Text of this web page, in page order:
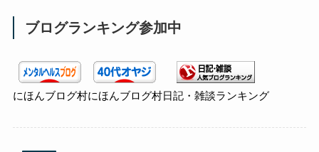
ブログランキング参加中
にほんブログ村にほんブログ村日記・雑談ランキング